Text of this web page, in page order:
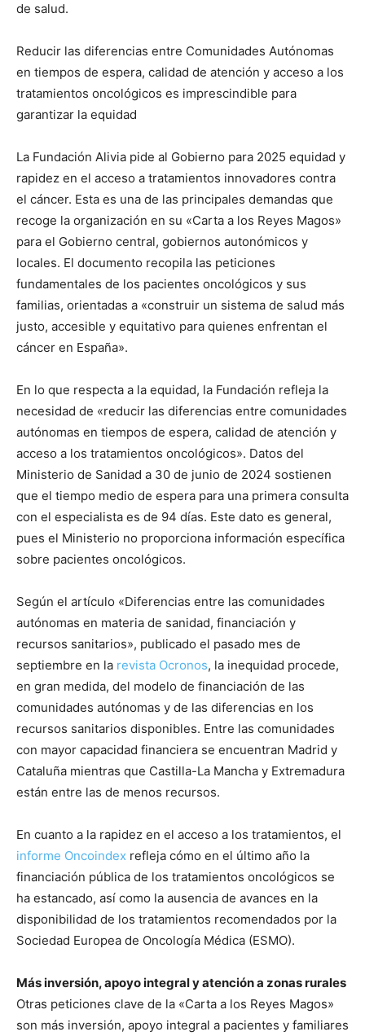
de salud.
Reducir las diferencias entre Comunidades Autónomas
en tiempos de espera, calidad de atención y acceso a los
tratamientos oncológicos es imprescindible para
garantizar la equidad
La Fundación Alivia pide al Gobierno para 2025 equidad y
rapidez en el acceso a tratamientos innovadores contra
el cáncer. Esta es una de las principales demandas que
recoge la organización en su «Carta a los Reyes Magos»
para el Gobierno central, gobiernos autonómicos y
locales. El documento recopila las peticiones
fundamentales de los pacientes oncológicos y sus
familias, orientadas a «construir un sistema de salud más
justo, accesible y equitativo para quienes enfrentan el
cáncer en España».
En lo que respecta a la equidad, la Fundación refleja la
necesidad de «reducir las diferencias entre comunidades
autónomas en tiempos de espera, calidad de atención y
acceso a los tratamientos oncológicos». Datos del
Ministerio de Sanidad a 30 de junio de 2024 sostienen
que el tiempo medio de espera para una primera consulta
con el especialista es de 94 días. Este dato es general,
pues el Ministerio no proporciona información específica
sobre pacientes oncológicos.
Según el artículo «Diferencias entre las comunidades
autónomas en materia de sanidad, financiación y
recursos sanitarios», publicado el pasado mes de
septiembre en la revista Ocronos, la inequidad procede,
en gran medida, del modelo de financiación de las
comunidades autónomas y de las diferencias en los
recursos sanitarios disponibles. Entre las comunidades
con mayor capacidad financiera se encuentran Madrid y
Cataluña mientras que Castilla-La Mancha y Extremadura
están entre las de menos recursos.
En cuanto a la rapidez en el acceso a los tratamientos, el
informe Oncoindex refleja cómo en el último año la
financiación pública de los tratamientos oncológicos se
ha estancado, así como la ausencia de avances en la
disponibilidad de los tratamientos recomendados por la
Sociedad Europea de Oncología Médica (ESMO).
Más inversión, apoyo integral y atención a zonas rurales
Otras peticiones clave de la «Carta a los Reyes Magos»
son más inversión, apoyo integral a pacientes y familiares